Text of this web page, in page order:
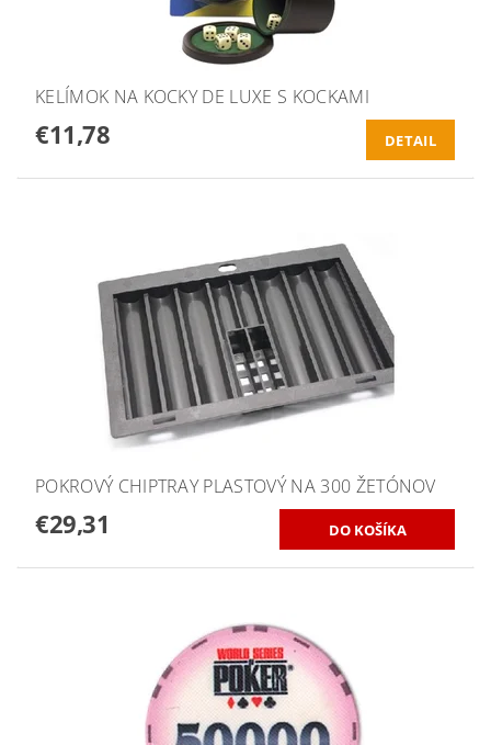
KELÍMOK NA KOCKY DE LUXE S KOCKAMI
€11,78 DETAIL
POKROVÝ CHIPTRAY PLASTOVÝ NA 300 ŽETÓNOV
€29,31